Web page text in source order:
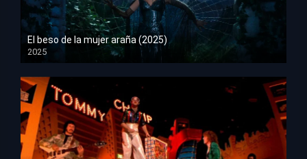
El beso de la mujer araña (2025)
2025
HD 1080p